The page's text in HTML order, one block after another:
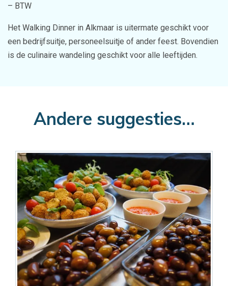
– BTW
Het Walking Dinner in Alkmaar is uitermate geschikt voor
een bedrijfsuitje, personeelsuitje of ander feest. Bovendien
is de culinaire wandeling geschikt voor alle leeftijden.
Andere suggesties…